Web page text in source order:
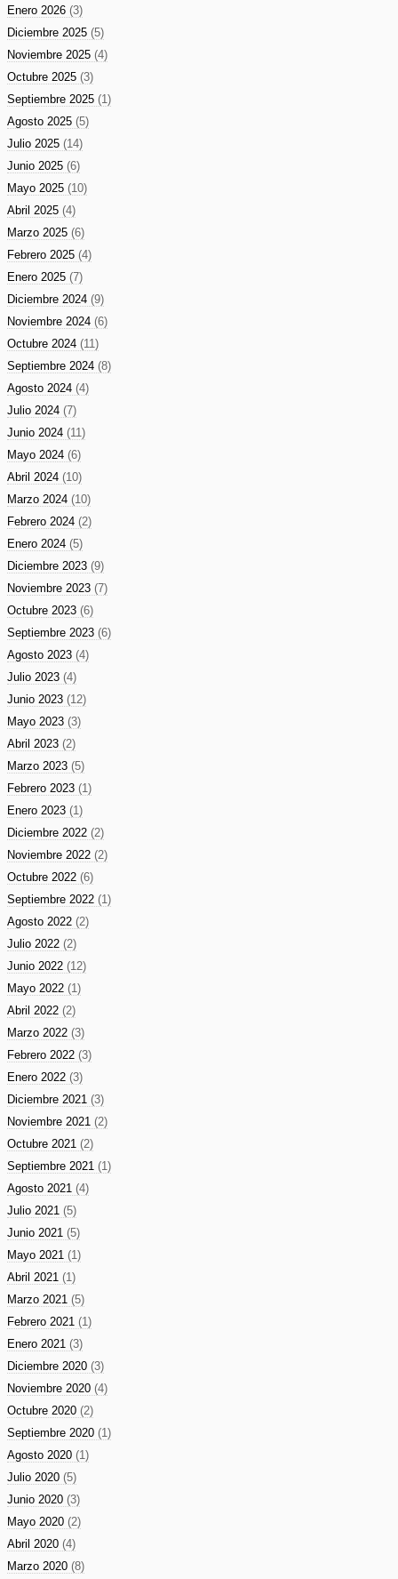
Enero 2026 (3)
Diciembre 2025 (5)
Noviembre 2025 (4)
Octubre 2025 (3)
Septiembre 2025 (1)
Agosto 2025 (5)
Julio 2025 (14)
Junio 2025 (6)
Mayo 2025 (10)
Abril 2025 (4)
Marzo 2025 (6)
Febrero 2025 (4)
Enero 2025 (7)
Diciembre 2024 (9)
Noviembre 2024 (6)
Octubre 2024 (11)
Septiembre 2024 (8)
Agosto 2024 (4)
Julio 2024 (7)
Junio 2024 (11)
Mayo 2024 (6)
Abril 2024 (10)
Marzo 2024 (10)
Febrero 2024 (2)
Enero 2024 (5)
Diciembre 2023 (9)
Noviembre 2023 (7)
Octubre 2023 (6)
Septiembre 2023 (6)
Agosto 2023 (4)
Julio 2023 (4)
Junio 2023 (12)
Mayo 2023 (3)
Abril 2023 (2)
Marzo 2023 (5)
Febrero 2023 (1)
Enero 2023 (1)
Diciembre 2022 (2)
Noviembre 2022 (2)
Octubre 2022 (6)
Septiembre 2022 (1)
Agosto 2022 (2)
Julio 2022 (2)
Junio 2022 (12)
Mayo 2022 (1)
Abril 2022 (2)
Marzo 2022 (3)
Febrero 2022 (3)
Enero 2022 (3)
Diciembre 2021 (3)
Noviembre 2021 (2)
Octubre 2021 (2)
Septiembre 2021 (1)
Agosto 2021 (4)
Julio 2021 (5)
Junio 2021 (5)
Mayo 2021 (1)
Abril 2021 (1)
Marzo 2021 (5)
Febrero 2021 (1)
Enero 2021 (3)
Diciembre 2020 (3)
Noviembre 2020 (4)
Octubre 2020 (2)
Septiembre 2020 (1)
Agosto 2020 (1)
Julio 2020 (5)
Junio 2020 (3)
Mayo 2020 (2)
Abril 2020 (4)
Marzo 2020 (8)